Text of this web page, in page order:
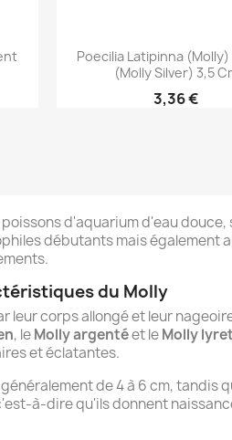
 Aperçu
Poecilia Latipinna
(Molly Silver) 3,5
3,36 €
d'aquarium d'eau
débutants mais
du Molly
leur corps allongé et leur
, leMolly argentéet leMolly
et éclatantes.
de 4 à 6 cm, tandis
à-dire qu'ils donnent